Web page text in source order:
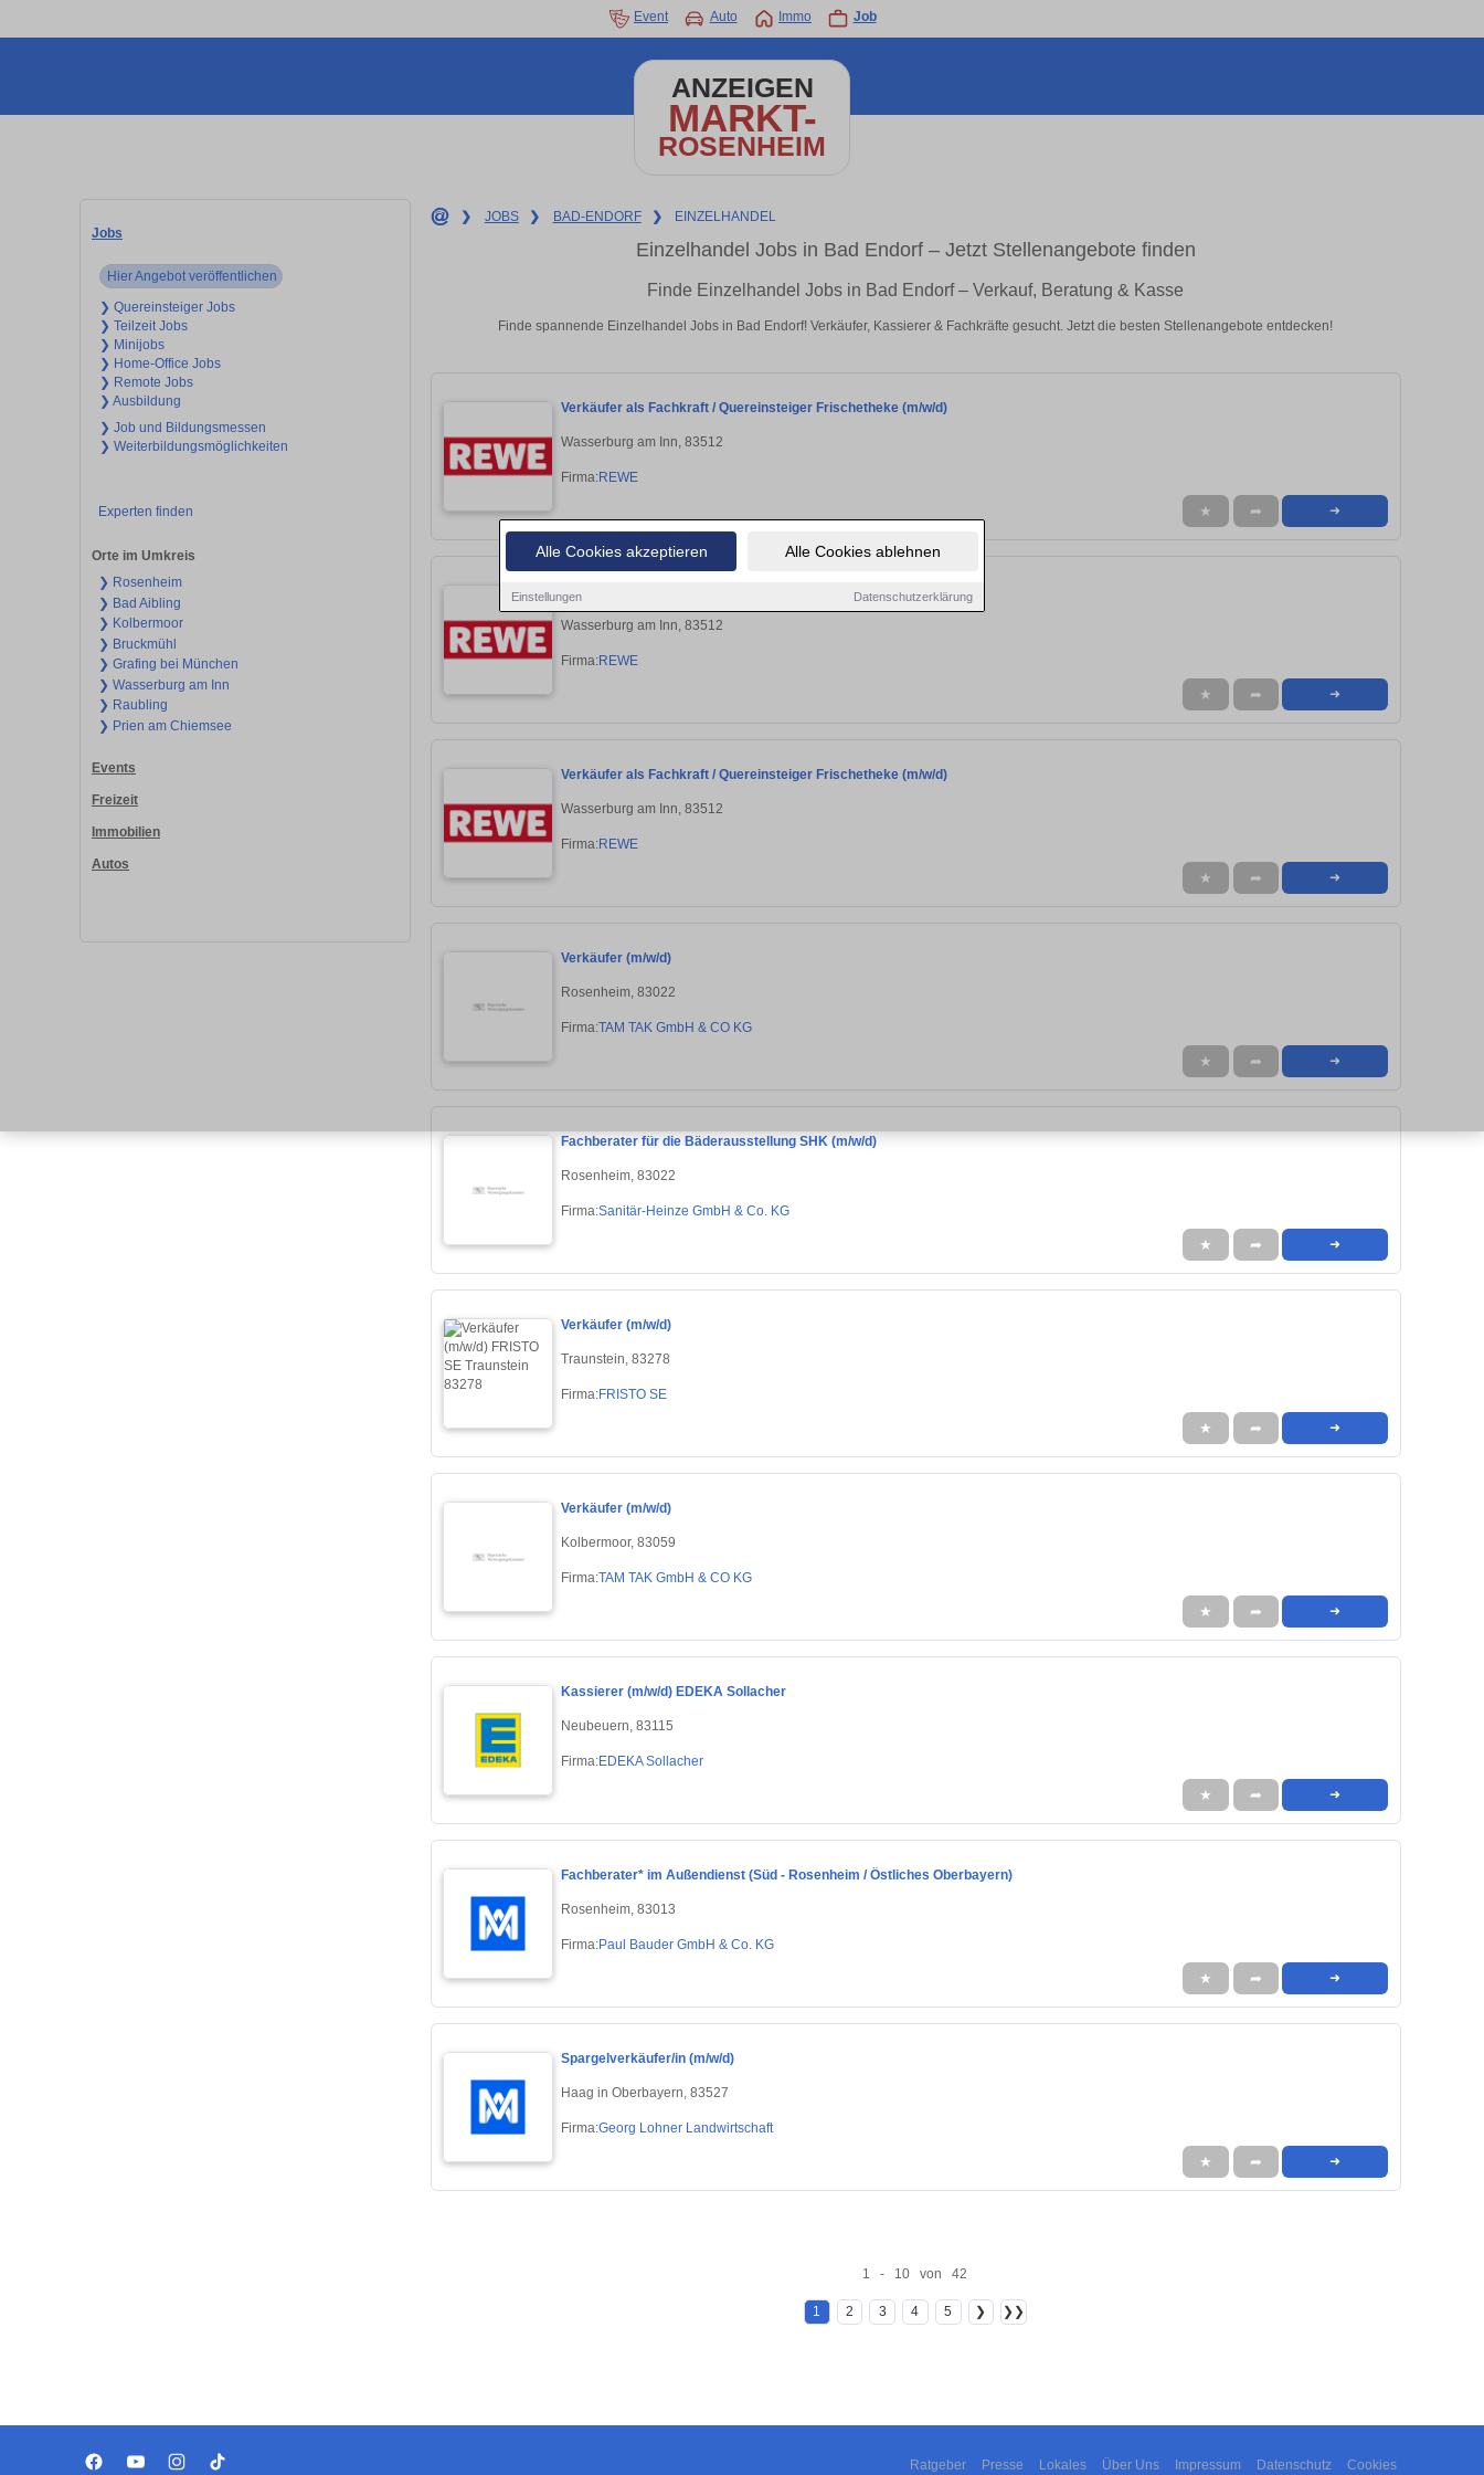
Alle Cookies akzeptieren Alle Cookies ablehnen
Einstellungen Datenschutzerklärung
Event Auto Immo Job
ANZEIGEN
MARKT-
ROSENHEIM
Jobs
Hier Angebot veröffentlichen
❯ Quereinsteiger Jobs
❯ Teilzeit Jobs
❯ Minijobs
❯ Home-Office Jobs
❯ Remote Jobs
❯ Ausbildung
❯ Job und Bildungsmessen
❯ Weiterbildungsmöglichkeiten
Experten finden
Orte im Umkreis
❯ Rosenheim
❯ Bad Aibling
❯ Kolbermoor
❯ Bruckmühl
❯ Grafing bei München
❯ Wasserburg am Inn
❯ Raubling
❯ Prien am Chiemsee
Events
Freizeit
Immobilien
Autos
❯ JOBS ❯ BAD-ENDORF ❯ EINZELHANDEL
Einzelhandel Jobs in Bad Endorf – Jetzt Stellenangebote finden
Finde Einzelhandel Jobs in Bad Endorf – Verkauf, Beratung & Kasse
Finde spannende Einzelhandel Jobs in Bad Endorf! Verkäufer, Kassierer & Fachkräfte gesucht. Jetzt die besten Stellenangebote entdecken!
Verkäufer als Fachkraft / Quereinsteiger Frischetheke (m/w/d)
Wasserburg am Inn, 83512
Firma:REWE
★ ➦ ➜
Verkäufer als Fachkraft / Quereinsteiger Frischetheke (m/w/d)
Wasserburg am Inn, 83512
Firma:REWE
★ ➦ ➜
Verkäufer als Fachkraft / Quereinsteiger Frischetheke (m/w/d)
Wasserburg am Inn, 83512
Firma:REWE
★ ➦ ➜
Verkäufer (m/w/d)
Rosenheim, 83022
Firma:TAM TAK GmbH & CO KG
★ ➦ ➜
Fachberater für die Bäderausstellung SHK (m/w/d)
Rosenheim, 83022
Firma:Sanitär-Heinze GmbH & Co. KG
★ ➦ ➜
Verkäufer (m/w/d)
Traunstein, 83278
Firma:FRISTO SE
★ ➦ ➜
Verkäufer (m/w/d)
Kolbermoor, 83059
Firma:TAM TAK GmbH & CO KG
★ ➦ ➜
Kassierer (m/w/d) EDEKA Sollacher
Neubeuern, 83115
Firma:EDEKA Sollacher
★ ➦ ➜
Fachberater* im Außendienst (Süd - Rosenheim / Östliches Oberbayern)
Rosenheim, 83013
Firma:Paul Bauder GmbH & Co. KG
★ ➦ ➜
Spargelverkäufer/in (m/w/d)
Haag in Oberbayern, 83527
Firma:Georg Lohner Landwirtschaft
★ ➦ ➜
1 - 10 von 42
1 2 3 4 5 ❯ ❯❯
Ratgeber Presse Lokales Über Uns Impressum Datenschutz Cookies